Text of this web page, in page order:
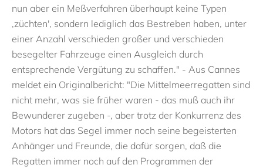
nun aber ein Meßverfahren überhaupt keine Typen
,züchten', sondern lediglich das Bestreben haben, unter
einer Anzahl verschieden großer und verschieden
besegelter Fahrzeuge einen Ausgleich durch
entsprechende Vergütung zu schaffen." - Aus Cannes
meldet ein Originalbericht: "Die Mittelmeerregatten sind
nicht mehr, was sie früher waren - das muß auch ihr
Bewunderer zugeben -, aber trotz der Konkurrenz des
Motors hat das Segel immer noch seine begeisterten
Anhänger und Freunde, die dafür sorgen, daß die
Regatten immer noch auf den Programmen der